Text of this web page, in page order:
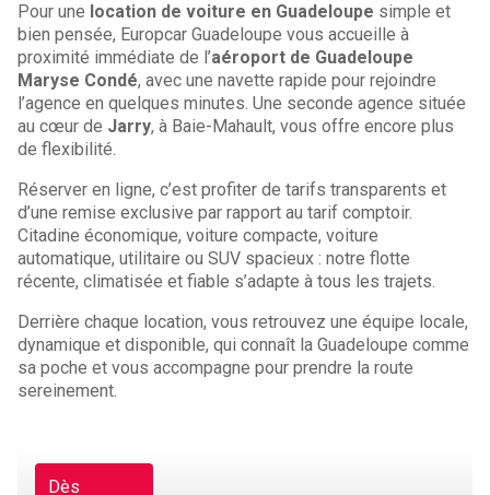
Pour une location de voiture en Guadeloupe simple et
bien pensée, Europcar Guadeloupe vous accueille à
proximité immédiate de l’aéroport de Guadeloupe
Maryse Condé, avec une navette rapide pour rejoindre
l’agence en quelques minutes. Une seconde agence située
au cœur de Jarry, à Baie-Mahault, vous offre encore plus
de flexibilité.
Réserver en ligne, c’est profiter de tarifs transparents et
d’une remise exclusive par rapport au tarif comptoir.
Citadine économique, voiture compacte, voiture
automatique, utilitaire ou SUV spacieux : notre flotte
récente, climatisée et fiable s’adapte à tous les trajets.
Derrière chaque location, vous retrouvez une équipe locale,
dynamique et disponible, qui connaît la Guadeloupe comme
sa poche et vous accompagne pour prendre la route
sereinement.
Dès